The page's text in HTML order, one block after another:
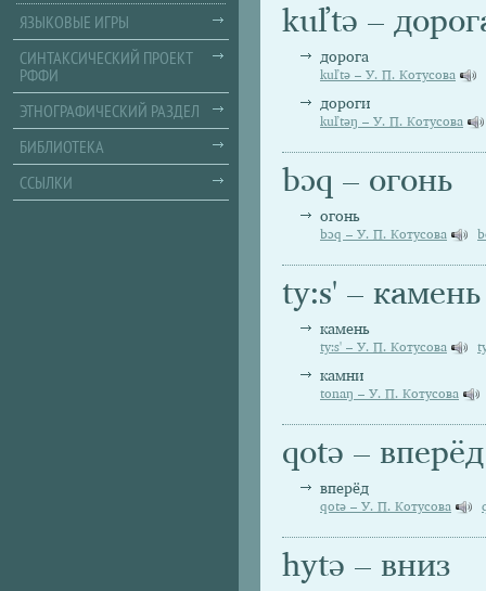
kuľtə –
дорога
kuľtə – У. П. Котусова
дороги
kuľtəŋ – У. П. Котусова
bɔq – огонь
огонь
bɔq – У. П. Котусова
ty:s' – камень
камень
ty:s' – У. П. Котусова
камни
tonaŋ – У. П. Котусова
qotə – вперёд
вперёд
qotə – У. П. Котусова
hytə – вниз
ЯЗЫКОВЫЕ ИГРЫ
СИНТАКСИЧЕСКИЙ ПРОЕКТ
РФФИ
ЭТНОГРАФИЧЕСКИЙ РАЗДЕЛ
БИБЛИОТЕКА
ССЫЛКИ